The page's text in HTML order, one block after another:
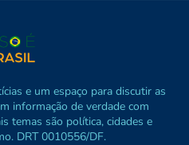
e um espaço para discutir as
informação de verdade com
temas são política, cidades e
DRT 0010556/DF.